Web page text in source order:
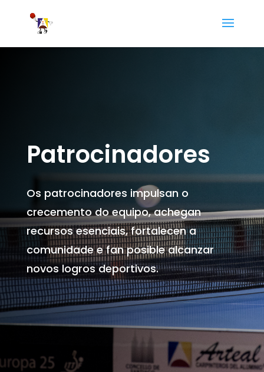
Patrocinadores
Os patrocinadores impulsan o
crecemento do equipo, achegan
recursos esenciais, fortalecen a
comunidade e fan posible alcanzar
novos logros deportivos.